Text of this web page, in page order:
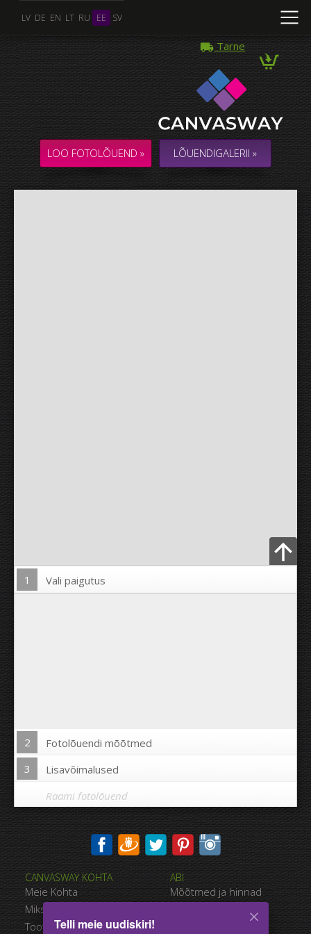
LV DE EN LT RU EE SV
Tarne
LOO FOTOLÕUEND » LÕUENDIGALERII »
Lae pilt üles
1 Vali paigutus
2
Fotolõuendi mõõtmed
3
Lisavõimalused
Trükkida pilt fotolõuendi äärtele:
Ei
Kaugus piltide vahel:
Raami fotolõuend
Mitu Foto
KOLLAAŽ / KOMPOSITSIOON mitmest Fotost
CANVASWAY KOHTA
Meie Kohta
Miks CanvasWAY
Toote Kvaliteet
ABI
Mõõtmed ja hinnad
Maksevõimalused
Telli meie uudiskiri!